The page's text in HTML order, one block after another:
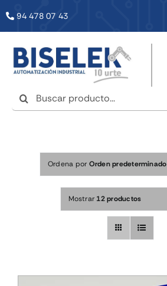
94 478 07 43
Buscar:
INICIO
SERVICIOS
Ordena por Orden predeterminado
Mostrar 12 productos